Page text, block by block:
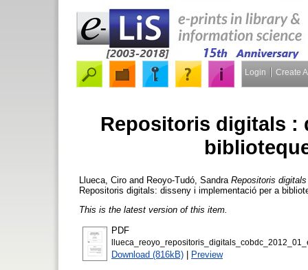
Login Create
Repositoris digitals :
Llueca, Ciro and Reoyo-Tudó, Sandra Repositoris
Repositoris digitals: disseny i implementació per a
This is the latest version of this item.
PDF
Download (816kB) Preview